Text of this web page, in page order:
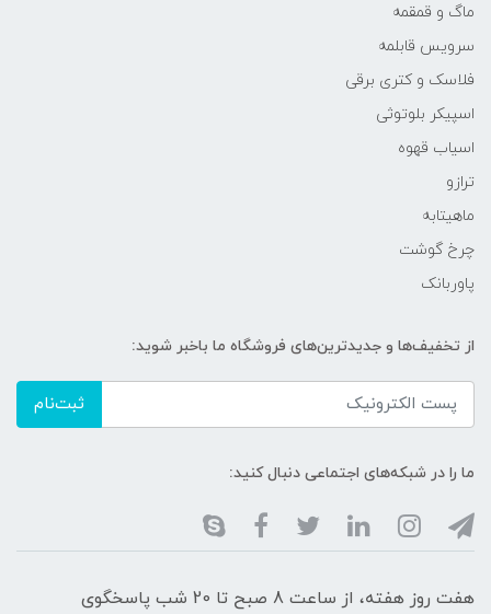
ماگ و قمقمه
سرویس قابلمه
فلاسک و کتری برقی
اسپیکر بلوتوثی
اسیاب قهوه
ترازو
ماهیتابه
چرخ گوشت
پاوربانک
از تخفیف‌ها و جدیدترین‌های فروشگاه ما باخبر شوید:
ثبت‌نام
ما را در شبکه‌های اجتماعی دنبال کنید:
هفت روز هفته، از ساعت 8 صبح تا 20 شب پاسخگوی